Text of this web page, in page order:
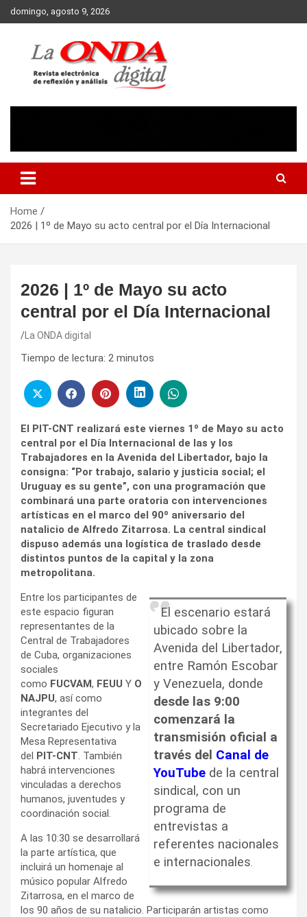
Skip
to
domingo, agosto 9, 2026
Home
2026 | 1º de Mayo su acto central por el Día Internacional
2026 | 1º de Mayo su acto
central por el Día Internacional
La ONDA digital
Tiempo de lectura: 2 minutos
El PIT-CNT realizará este viernes 1º de Mayo su acto
central por el Día Internacional de las y los
Trabajadores en la Avenida del Libertador, bajo la
consigna: “Por trabajo, salario y justicia social; el
Uruguay es su gente”, con una programación que
combinará una parte oratoria con intervenciones
artísticas en el marco del 90º aniversario del
natalicio de Alfredo Zitarrosa. La central sindical
dispuso además una logística de traslado desde
distintos puntos de la capital y la zona
metropolitana.
El escenario estará
ubicado sobre la
Avenida del Libertador,
entre Ramón Escobar
y Venezuela, donde
desde las 9:00
comenzará la
transmisión oficial a
través del Canal de
YouTube de la central
sindical, con un
programa de
entrevistas a
referentes nacionales
e internacionales.
Entre los participantes de
este espacio figuran
representantes de la
Central de Trabajadores
de Cuba, organizaciones
sociales
como FUCVAM, FEUU Y O
NAJPU, así como
integrantes del
Secretariado Ejecutivo y la
Mesa Representativa
del PIT-CNT. También
habrá intervenciones
vinculadas a derechos
humanos, juventudes y
coordinación social.
A las 10:30 se desarrollará
la parte artística, que
incluirá un homenaje al
músico popular Alfredo
Zitarrosa, en el marco de
los 90 años de su natalicio. Participarán artistas como